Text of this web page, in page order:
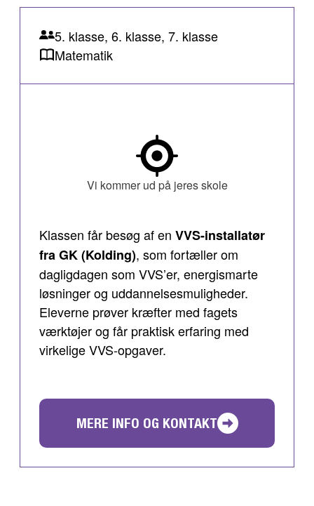
5. klasse, 6. klasse, 7. klasse
Matematik
Vi kommer ud på jeres skole
Klassen får besøg af en VVS-installatør
fra GK (Kolding), som fortæller om
dagligdagen som VVS’er, energismarte
løsninger og uddannelsesmuligheder.
Eleverne prøver kræfter med fagets
værktøjer og får praktisk erfaring med
virkelige VVS-opgaver.
MERE INFO OG KONTAKT